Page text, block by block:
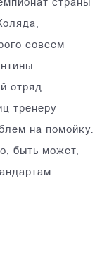
страны
совсем
отряд
тренеру
на помойку.
быть может,